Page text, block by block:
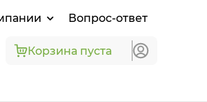
Вопрос-ответ
Корзина пуста